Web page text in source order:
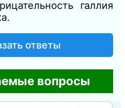
галлия
ответы
вопросы